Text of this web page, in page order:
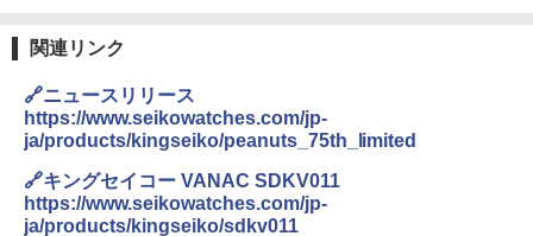
テント ワンタッチ RENEW 幅200 2-3人用 43
500002(89232)
￥5,999
[キャンパーズコレクション 山善] 傘みたいに
付き ヒグマ・イノシシ対策 自治体・教育機
関の購入実績 登山・キャンプ・アウトドア・
防災用品 長期保存可能 緊急時用 日本国内発
送
￥3,680
関連リンク
🔗ニュースリリース
https://www.seikowatches.com/jp-
ja/products/kingseiko/peanuts_75th_limited
🔗キングセイコー VANAC SDKV011
https://www.seikowatches.com/jp-
ja/products/kingseiko/sdkv011